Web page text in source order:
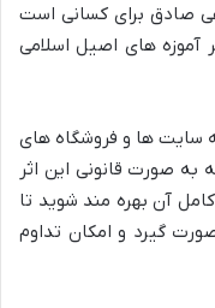
صادق برای کسانی است
آموزه های اصیل اسلامی
سایت ها و فروشگاه های
به صورت قانونی این اثر
آن بهره مند شوید تا
گیرد و امکان تداوم